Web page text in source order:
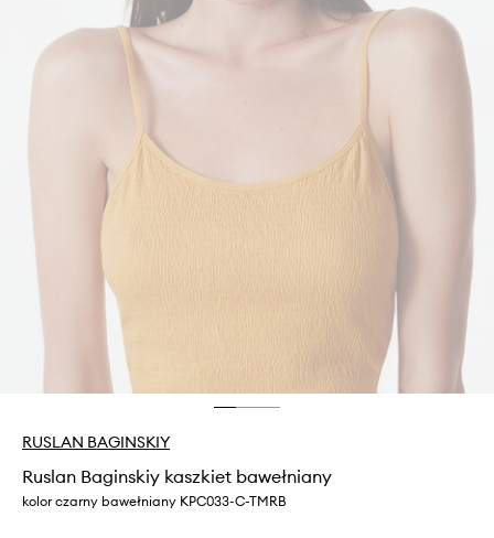
RUSLAN BAGINSKIY
Ruslan Baginskiy kaszkiet bawełniany
kolor czarny bawełniany KPC033-C-TMRB